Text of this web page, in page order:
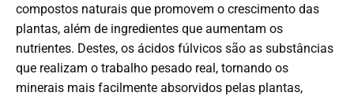
compostos naturais que promovem o crescimento das
plantas, além de ingredientes que aumentam os
nutrientes. Destes, os ácidos fúlvicos são as substâncias
que realizam o trabalho pesado real, tornando os
minerais mais facilmente absorvidos pelas plantas,